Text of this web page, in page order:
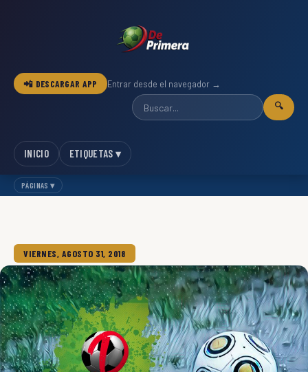
📲 DESCARGAR APP Entrar desde el navegador →
🔍
INICIO ETIQUETAS ▾
PÁGINAS ▾
VIERNES, AGOSTO 31, 2018